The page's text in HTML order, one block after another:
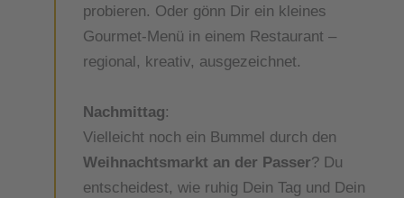
probieren. Oder gönn Dir ein kleines
Gourmet-Menü in einem Restaurant –
regional, kreativ, ausgezeichnet.
Nachmittag:
Vielleicht noch ein Bummel durch den
Weihnachtsmarkt an der Passer? Du
entscheidest, wie ruhig Dein Tag und Dein